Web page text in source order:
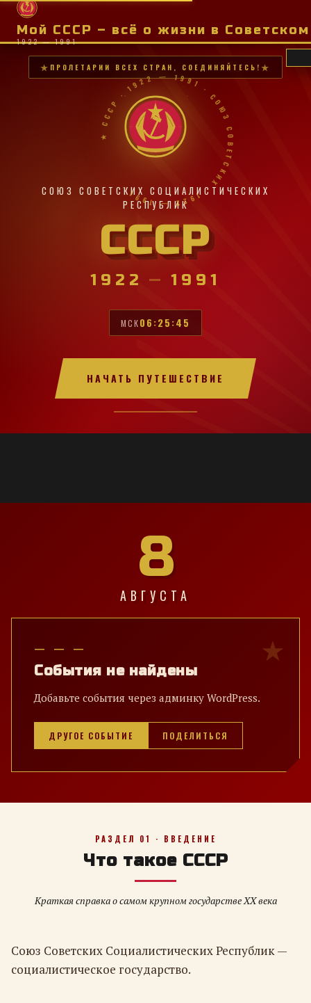
Мой СССР – всё о жизни в
1922 — 1991
ПРОЛЕТАРИИ ВСЕХ СТРАН, СОЕДИНЯЙТЕСЬ!
★ СССР · 1922 — 1991 · СОЮЗ СОВЕТСКИХ · 1922 — 1991 ·
СОЮЗ СОВЕТСКИХ СОЦИАЛИСТИЧЕСКИХ
РЕСПУБЛИК
СССР
1922 — 1991
МСК06:25:46
НАЧАТЬ ПУТЕШЕСТВИЕ
8
АВГУСТА
— — —
События не найдены
Добавьте события через админку WordPress.
ДРУГОЕ СОБЫТИЕ ПОДЕЛИТЬСЯ
РАЗДЕЛ 01 · ВВЕДЕНИЕ
Что такое СССР
Краткая справка о самом крупном государстве XX века
Союз Советских Социалистических Республик —
социалистическое государство.